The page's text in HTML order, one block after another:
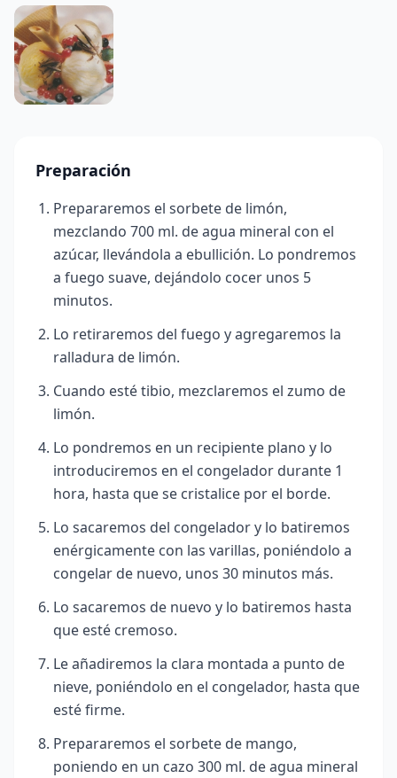
Preparación
Prepararemos el sorbete de limón,
mezclando 700 ml. de agua mineral con el
azúcar, llevándola a ebullición. Lo pondremos
a fuego suave, dejándolo cocer unos 5
minutos.
Lo retiraremos del fuego y agregaremos la
ralladura de limón.
Cuando esté tibio, mezclaremos el zumo de
limón.
Lo pondremos en un recipiente plano y lo
introduciremos en el congelador durante 1
hora, hasta que se cristalice por el borde.
Lo sacaremos del congelador y lo batiremos
enérgicamente con las varillas, poniéndolo a
congelar de nuevo, unos 30 minutos más.
Lo sacaremos de nuevo y lo batiremos hasta
que esté cremoso.
Le añadiremos la clara montada a punto de
nieve, poniéndolo en el congelador, hasta que
esté firme.
Prepararemos el sorbete de mango,
poniendo en un cazo 300 ml. de agua mineral